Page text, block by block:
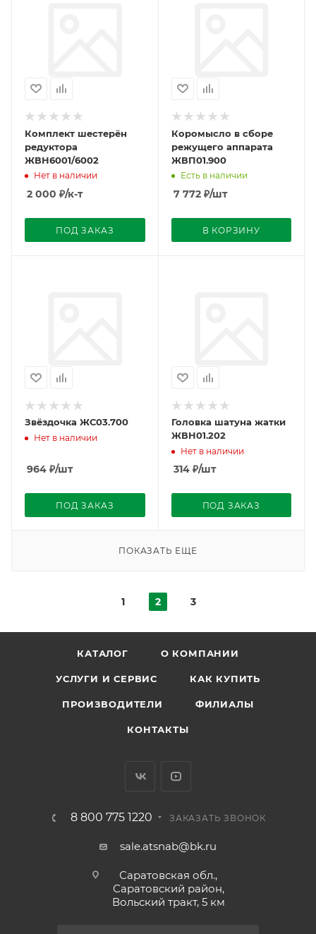
Комплект шестерён
редуктора
ЖВН6001/6002
Нет в наличии
2 000 ₽/к-т
ПОД ЗАКАЗ
Коромысло в сборе
режущего аппарата
ЖВП01.900
Есть в наличии
7 772₽/шт
В КОРЗИНУ
Звёздочка ЖС03.700
Нет в наличии
964 ₽/шт
ПОД ЗАКАЗ
Головка шатуна жатки
ЖВН01.202
Нет в наличии
314₽/шт
ПОД ЗАКАЗ
ПОКАЗАТЬ ЕЩЕ
1 2 3
КАТАЛОГ О КОМПАНИИ
УСЛУГИ И СЕРВИС КАК КУПИТЬ
ПРОИЗВОДИТЕЛИ ФИЛИАЛЫ
КОНТАКТЫ
8 800 775 1220 ЗАКАЗАТЬ ЗВОНОК
sale.atsnab@bk.ru
Саратовская обл.,
Саратовский район,
Вольский тракт, 5 км